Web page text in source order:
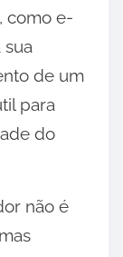
como e-
sua
de um
para
do
não é